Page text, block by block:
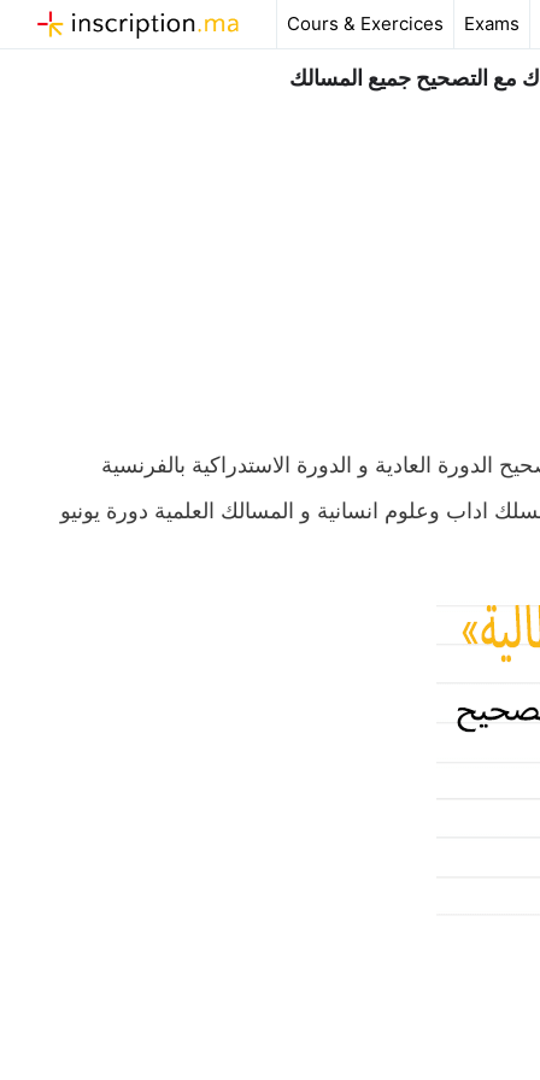
au
Cours & Exercices Exams
باك مع التصحيح جميع المسالك
الدورة العادية و الدورة الاستدراكية بالفرنسية
مسلك اداب وعلوم انسانية و المسالك العلمية دورة يونيو